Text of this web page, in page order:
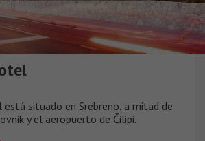
situado en Srebreno, a mitad de
y el aeropuerto de Čilipi.